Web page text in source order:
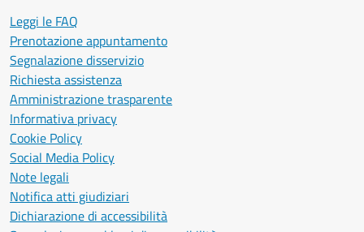
Leggi le FAQ
Prenotazione appuntamento
Segnalazione disservizio
Richiesta assistenza
Amministrazione trasparente
Informativa privacy
Cookie Policy
Social Media Policy
Note legali
Notifica atti giudiziari
Dichiarazione di accessibilità